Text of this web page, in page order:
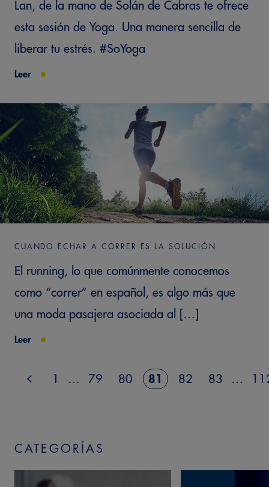
Lan, de la mano de Solán de Cabras te ofrece
esta sesión de Yoga. Una manera sencilla de
liberar tu estrés. #SoYoga
Leer
CUANDO ECHAR A CORRER ES LA SOLUCIÓN
El running, lo que comúnmente conocemos
como “correr” en español, es algo más que
una moda pasajera asociada al […]
Leer
1 … 79 80 81 82 83 …
CATEGORÍAS